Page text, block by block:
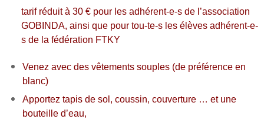
tarif réduit à 30 € pour les adhérent-e-s de l’association
GOBINDA, ainsi que pour tou-te-s les élèves adhérent-e-
s de la fédération FTKY
Venez avec des vêtements souples (de préférence en
blanc)
Apportez tapis de sol, coussin, couverture … et une
bouteille d’eau,